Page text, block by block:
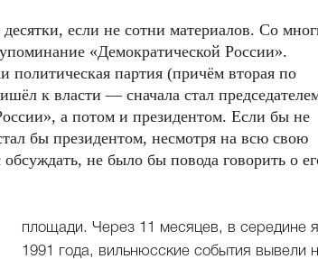
если не сотни материалов. Со
«Демократической России».
политическая партия (причём вторая по
к власти — сначала стал
а потом и президентом. Если бы не
бы президентом, несмотря на всю свою
не было бы повода говорить о
площади. Через 11 месяцев, в середине
1991 года, вильнюсские события вывели